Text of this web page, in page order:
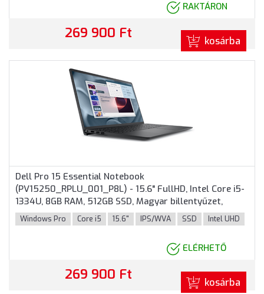
RAKTÁRON
269 900 Ft kosárba
Dell Pro 15 Essential Notebook
(PV15250_RPLU_001_P8L) - 15.6" FullHD, Intel Core i5-
1334U, 8GB RAM, 512GB SSD, Magyar billentyűzet,
Windows 11 Professioanal, 3 év garancia, Fekete
színben
Windows Pro Core i5 15.6" IPS/WVA SSD Intel UHD
ELÉRHETŐ
269 900 Ft kosárba